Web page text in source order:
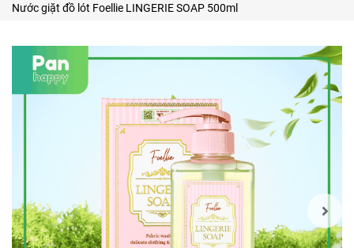
Nước giặt đồ lót Foellie LINGERIE SOAP 500ml